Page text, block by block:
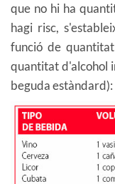
que no hi ha
hagi risc,
funció de
quantitat d'alcohol
beguda estàndard):